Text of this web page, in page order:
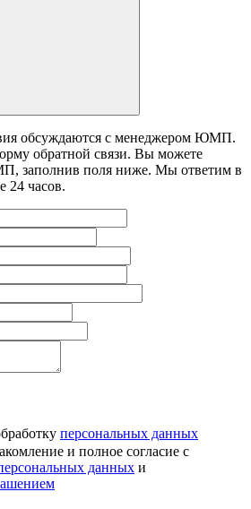
обсуждаются с менеджером ЮМП.
обратной связи. Вы можете
заполнив поля ниже. Mы ответим в
24 часов.
персональных данных
и полное согласие с
данных и